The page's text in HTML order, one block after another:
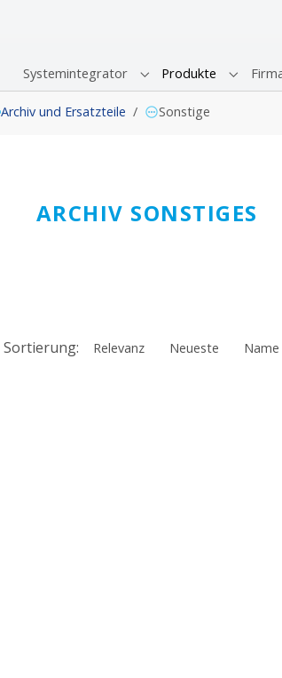
Systemintegrator Submenu for
Produkte
Archiv und Ersatzteile Sonstige
ARCHIV SONSTIGES
Sortierung: Relevanz Neueste Name